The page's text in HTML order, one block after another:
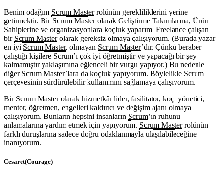
Benim odağım Scrum Masterrolünün gerekliliklerini yerine
getirmektir. Bir Scrum Masterolarak Geliştirme Takımlarına, Ürün
Sahiplerine ve organizasyonlara koçluk yaparım. Freelance çalışan
bir Scrum Masterolarak gereksiz olmaya çalışıyorum. (Burada yazar
en iyi Scrum Master, olmayan Scrum Master’dır. Çünkü beraber
çalıştığı kişilere Scrum’ı çok iyi öğretmiştir ve yapacağı bir şey
kalmamıştır yaklaşımına eğlenceli bir vurgu yapıyor.) Bu nedenle
diğer Scrum Master’lara da koçluk yapıyorum. Böylelikle Scrum
çerçevesinin sürdürülebilir kullanımını sağlamaya çalışıyorum.
Bir Scrum Masterolarak hizmetkâr lider, fasilitator, koç, yönetici,
mentor, öğretmen, engelleri kaldırıcı ve değişim ajanı olmaya
çalışıyorum. Bunların hepsini insanların Scrum’ın ruhunu
anlamalarına yardım etmek için yapıyorum. Scrum Masterrolünün
farklı duruşlarına sadece doğru odaklanmayla ulaşılabileceğine
inanıyorum.
Cesaret(Courage)